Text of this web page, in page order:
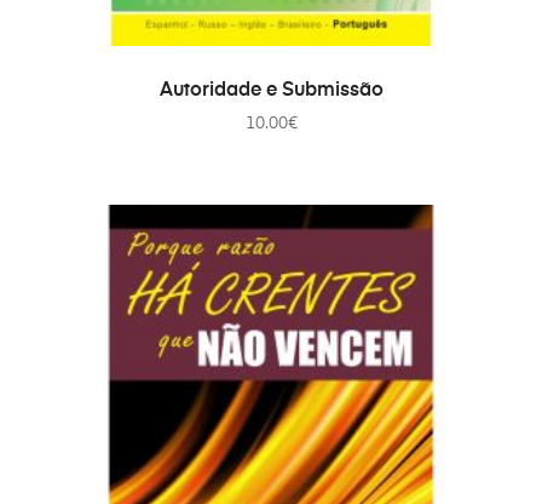
ADICIONAR
Autoridade e Submissão
10.00€